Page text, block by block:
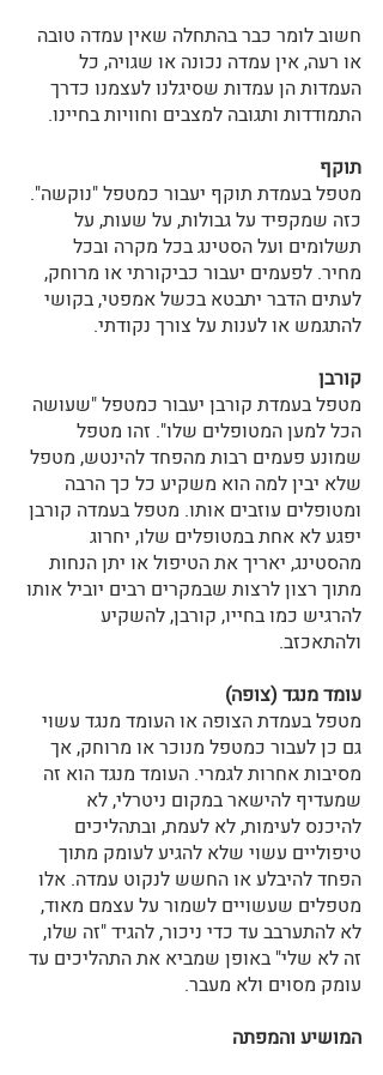
חשוב לומר כבר בהתחלה שאין עמדה טובה
או רעה, אין עמדה נכונה או שגויה, כל
העמדות הן עמדות שסיגלנו לעצמנו כדרך
התמודדות ותגובה למצבים וחוויות בחיינו.
תוקף
מטפל בעמדת תוקף יעבור כמטפל "נוקשה".
כזה שמקפיד על גבולות, על שעות, על
תשלומים ועל הסטינג בכל מקרה ובכל
מחיר. לפעמים יעבור כביקורתי או מרוחק,
לעתים הדבר יתבטא בכשל אמפטי, בקושי
להתגמש או לענות על צורך נקודתי.
קורבן
מטפל בעמדת קורבן יעבור כמטפל "שעושה
הכל למען המטופלים שלו". זהו מטפל
שמונע פעמים רבות מהפחד להינטש, מטפל
שלא יבין למה הוא משקיע כל כך הרבה
ומטופלים עוזבים אותו. מטפל בעמדה קורבן
יפגע לא אחת במטופלים שלו, יחרוג
מהסטינג, יאריך את הטיפול או יתן הנחות
מתוך רצון לרצות שבמקרים רבים יוביל אותו
להרגיש כמו בחייו, קורבן, להשקיע
ולהתאכזב.
עומד מנגד (צופה)
מטפל בעמדת הצופה או העומד מנגד עשוי
גם כן לעבור כמטפל מנוכר או מרוחק, אך
מסיבות אחרות לגמרי. העומד מנגד הוא זה
שמעדיף להישאר במקום ניטרלי, לא
להיכנס לעימות, לא לעמת, ובתהליכים
טיפוליים עשוי שלא להגיע לעומק מתוך
הפחד להיבלע או החשש לנקוט עמדה. אלו
מטפלים שעשויים לשמור על עצמם מאוד,
לא להתערבב עד כדי ניכור, להגיד "זה שלו,
זה לא שלי" באופן שמביא את התהליכים עד
עומק מסוים ולא מעבר.
המושיע והמפתה